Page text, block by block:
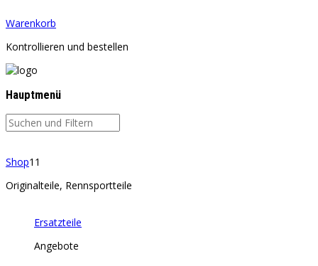
Warenkorb
Kontrollieren und bestellen
Hauptmenü
Shop11
Originalteile, Rennsportteile
Ersatzteile
Angebote